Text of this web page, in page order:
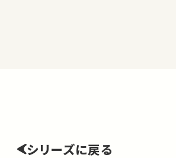
シリーズに戻る